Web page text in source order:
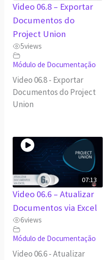
Video 06.8 – Exportar
Documentos do
Project Union
5views
Módulo de Documentação
Video 06.8 - Exportar
Documentos do Project
Union
07:13
Video 06.6 – Atualizar
Documentos via Excel
6views
Módulo de Documentação
Video 06.6 - Atualizar